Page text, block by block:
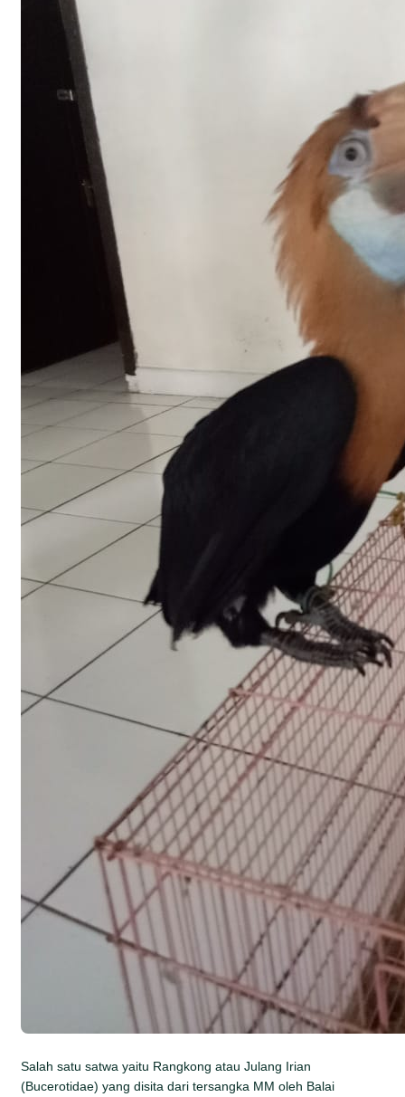
Salah satu satwa yaitu Rangkong atau Julang Irian
(Bucerotidae) yang disita dari tersangka MM oleh Balai